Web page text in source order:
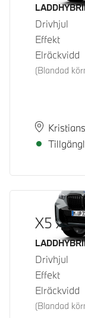
Bränsle
Drivhjul
Effekt
Elräckvidd
(Blandad
Plats
Leveranstid
X5
Bränsle
Drivhjul
Effekt
Elräckvidd
(Blandad